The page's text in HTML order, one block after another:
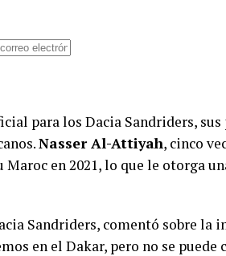
para los Dacia Sandriders,
Nasser Al-Attiyah, cinco
en 2021, lo que le otorga
Sandriders, comentó sobre la
en el Dakar, pero no se puede